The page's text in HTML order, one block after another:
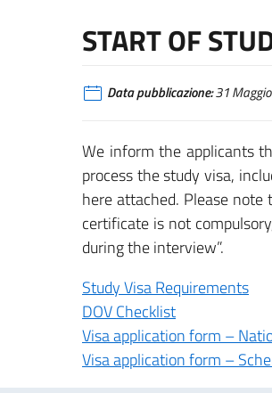
START OF
Data pubblicazione:31
We inform the applicants
process the study visa,
here attached. Please note
certificate is not
during the interview”.
Study Visa Requirements
DOV Checklist
Visa application form –
Visa application form –